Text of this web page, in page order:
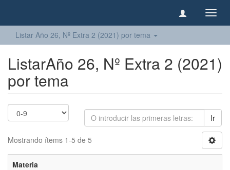
Listar Año 26, Nº Extra 2 (2021) por tema
ListarAño 26, Nº Extra 2 (2021)
por tema
Ir
Mostrando ítems 1-5 de 5
Materia